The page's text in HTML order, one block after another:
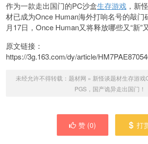
作为一款走出国门的PC沙盒生存游戏 ，新
材已成为Once Human海外打响名号的敲门
月17日，Once Human又将释放哪些又“新”
原文链接：
https://3g.163.com/dy/article/
未经允许不得转载： 题材网 » 新怪谈题材生存游
PGS，国产诡异走出国门！
赞 (0) 打